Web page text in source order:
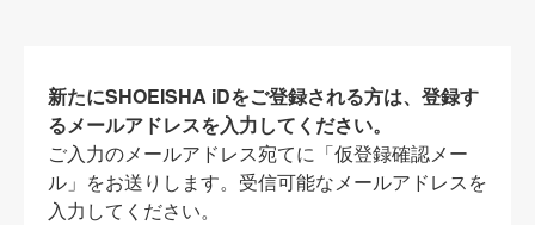
新たにSHOEISHA iDをご登録される方は、登録す
るメールアドレスを入力してください。
ご入力のメールアドレス宛てに「仮登録確認メー
ル」をお送りします。受信可能なメールアドレスを
入力してください。